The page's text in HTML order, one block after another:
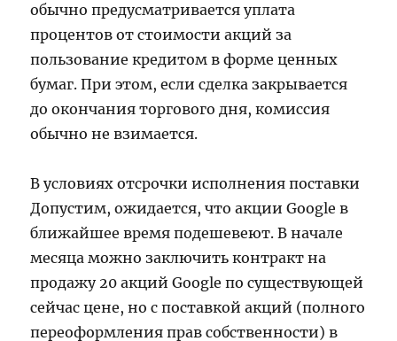
обычно предусматривается уплата
процентов от стоимости акций за
пользование кредитом в форме ценных
бумаг. При этом, если сделка закрывается
до окончания торгового дня, комиссия
обычно не взимается.
В условиях отсрочки исполнения поставки
Допустим, ожидается, что акции Google в
ближайшее время подешевеют. В начале
месяца можно заключить контракт на
продажу 20 акций Google по существующей
сейчас цене, но с поставкой акций (полного
переоформления прав собственности) в